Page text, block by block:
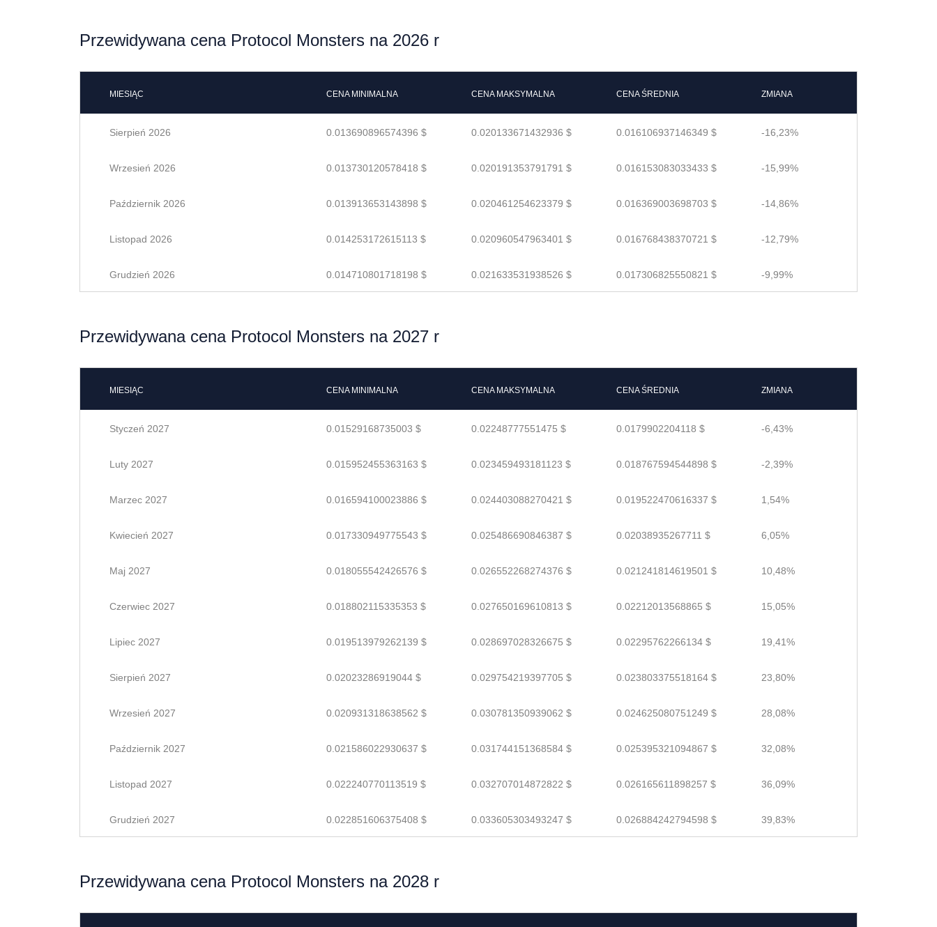
Przewidywana cena Protocol Monsters na 2026 r
MIESIĄC CENA MINIMALNA CENA MAKSYMALNA CENA ŚREDNIA ZMIANA
Sierpień 2026 0.013690896574396 $ 0.020133671432936 $ 0.016106937146349 $ -16,23%
Wrzesień 2026 0.013730120578418 $ 0.020191353791791 $ 0.016153083033433 $ -15,99%
Październik 2026 0.013913653143898 $ 0.020461254623379 $ 0.016369003698703 $ -14,86%
Listopad 2026 0.014253172615113 $ 0.020960547963401 $ 0.016768438370721 $ -12,79%
Grudzień 2026 0.014710801718198 $ 0.021633531938526 $ 0.017306825550821 $ -9,99%
Przewidywana cena Protocol Monsters na 2027 r
MIESIĄC CENA MINIMALNA CENA MAKSYMALNA CENA ŚREDNIA ZMIANA
Styczeń 2027 0.01529168735003 $ 0.02248777551475 $ 0.0179902204118 $ -6,43%
Luty 2027 0.015952455363163 $ 0.023459493181123 $ 0.018767594544898 $ -2,39%
Marzec 2027 0.016594100023886 $ 0.024403088270421 $ 0.019522470616337 $ 1,54%
Kwiecień 2027 0.017330949775543 $ 0.025486690846387 $ 0.02038935267711 $ 6,05%
Maj 2027 0.018055542426576 $ 0.026552268274376 $ 0.021241814619501 $ 10,48%
Czerwiec 2027 0.018802115335353 $ 0.027650169610813 $ 0.02212013568865 $ 15,05%
Lipiec 2027 0.019513979262139 $ 0.028697028326675 $ 0.02295762266134 $ 19,41%
Sierpień 2027 0.02023286919044 $ 0.029754219397705 $ 0.023803375518164 $ 23,80%
Wrzesień 2027 0.020931318638562 $ 0.030781350939062 $ 0.024625080751249 $ 28,08%
Październik 2027 0.021586022930637 $ 0.031744151368584 $ 0.025395321094867 $ 32,08%
Listopad 2027 0.022240770113519 $ 0.032707014872822 $ 0.026165611898257 $ 36,09%
Grudzień 2027 0.022851606375408 $ 0.033605303493247 $ 0.026884242794598 $ 39,83%
Przewidywana cena Protocol Monsters na 2028 r